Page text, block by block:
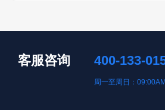
客服咨询 400-133-
周一至周日：